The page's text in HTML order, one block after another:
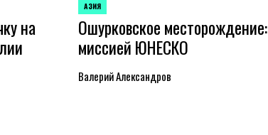
на
ОПУБЛИКОВАНО
В
АЗИЯ
Ошурковское
миссией ЮНЕСКО
Валерий Александров